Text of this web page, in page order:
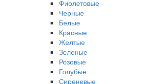
Фиолетовые
Черные
Белые
Красные
Желтые
Зеленые
Розовые
Голубые
Сиреневые